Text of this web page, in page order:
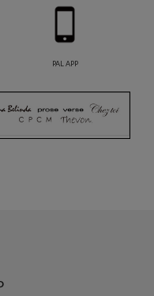
PAL APP